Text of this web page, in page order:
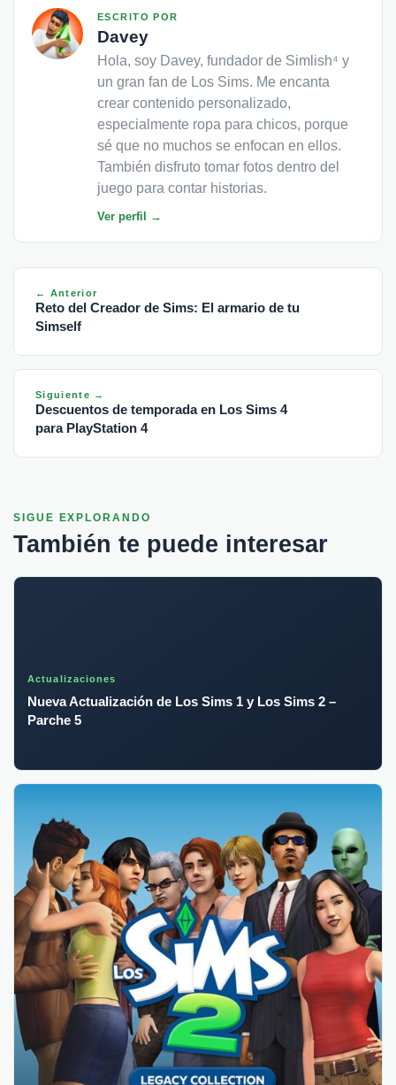
ESCRITO POR
Davey
Hola, soy Davey, fundador de Simlish⁴ y
un gran fan de Los Sims. Me encanta
crear contenido personalizado,
especialmente ropa para chicos, porque
sé que no muchos se enfocan en ellos.
También disfruto tomar fotos dentro del
juego para contar historias.
Ver perfil →
← Anterior
Reto del Creador de Sims: El armario de tu
Simself
Siguiente →
Descuentos de temporada en Los Sims 4
para PlayStation 4
SIGUE EXPLORANDO
También te puede interesar
Actualizaciones
Nueva Actualización de Los Sims 1 y Los Sims 2 –
Parche 5